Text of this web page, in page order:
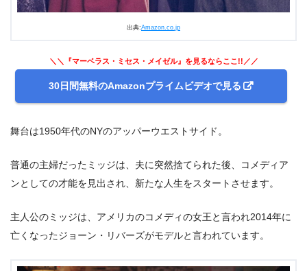
出典:Amazon.co.jp
＼＼『マーベラス・ミセス・メイゼル』を見るならここ!!／／
30日間無料のAmazonプライムビデオで見る
舞台は1950年代のNYのアッパーウエストサイド。
普通の主婦だったミッジは、夫に突然捨てられた後、コメディア
ンとしての才能を見出され、新たな人生をスタートさせます。
主人公のミッジは、アメリカのコメディの女王と言われ2014年に
亡くなったジョーン・リバーズがモデルと言われています。